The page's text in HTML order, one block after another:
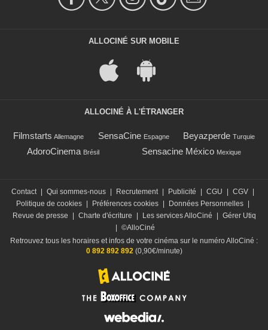
ALLOCINÉ SUR MOBILE
ALLOCINÉ À L'ÉTRANGER
Filmstarts Allemagne SensaCine Espagne Beyazperde Turquie
AdoroCinema Brésil Sensacine México Mexique
Contact Qui sommes-nous Recrutement Publicité CGU CGV
Politique de cookies
Préférences cookies Données Personnelles
Revue de presse
Charte d'écriture Les services AlloCiné
Gérer Utiq
©AlloCiné
Retrouvez tous les horaires et infos de votre cinéma sur le numéro AlloCiné :
0 892 892 892(0,90€/minute)